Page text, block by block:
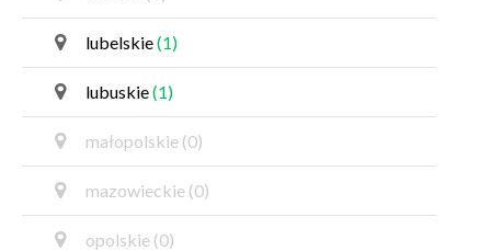
lubelskie(1)
lubuskie(1)
małopolskie (0)
mazowieckie (0)
opolskie (0)